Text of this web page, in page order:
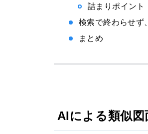
詰まりポイント
検索で終わらせず
まとめ
AIによる類似